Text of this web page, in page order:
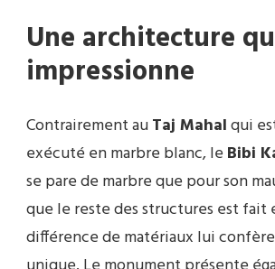
Une architecture
impressionne
Contrairement auTaj Mahalqui
exécuté en marbre blanc, le Bibi
se pare de marbre que pour son
que le reste des structures est fait
différence de matériaux lui